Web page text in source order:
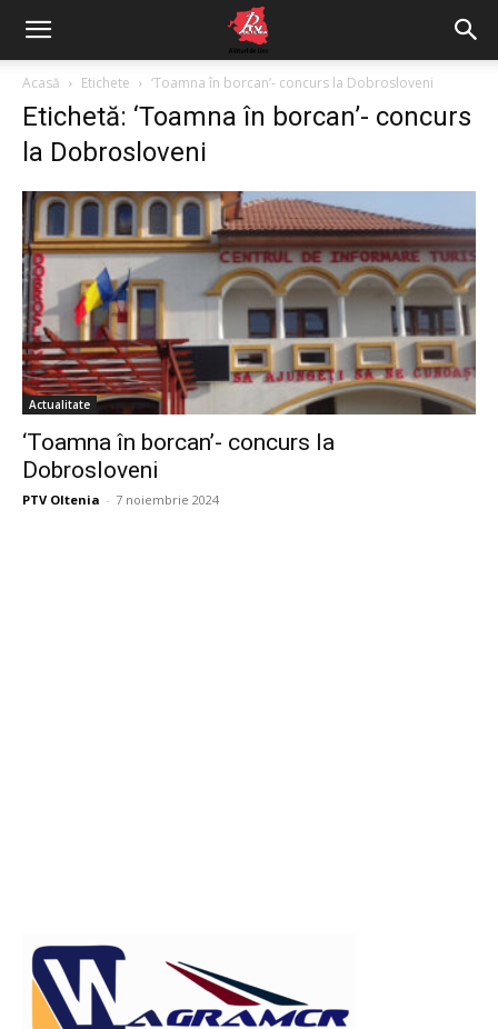
Acasă Etichete ‘Toamna în borcan’- concurs la Dobrosloveni
Etichetă: ‘Toamna în borcan’- concurs
la Dobrosloveni
Actualitate
‘Toamna în borcan’- concurs la
Dobrosloveni
PTV Oltenia - 7 noiembrie 2024